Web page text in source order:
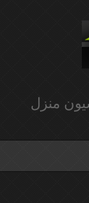
منزل